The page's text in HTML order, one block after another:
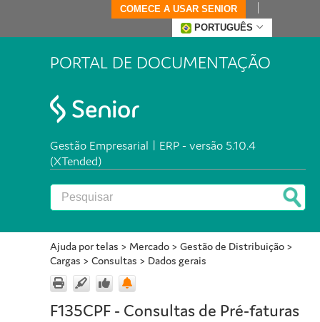
COMECE A USAR SENIOR
PORTUGUÊS
PORTAL DE DOCUMENTAÇÃO
Gestão Empresarial | ERP - versão 5.10.4
(XTended)
Ajuda por telas > Mercado > Gestão de Distribuição >
Cargas > Consultas > Dados gerais
F135CPF - Consultas de Pré-faturas